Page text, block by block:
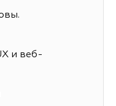
и веб-